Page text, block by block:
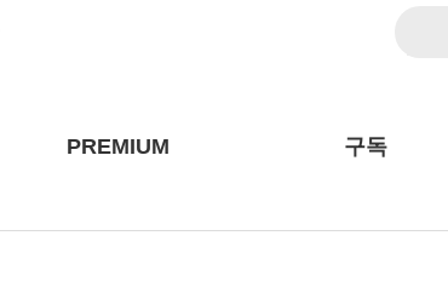
PREMIUM 구독